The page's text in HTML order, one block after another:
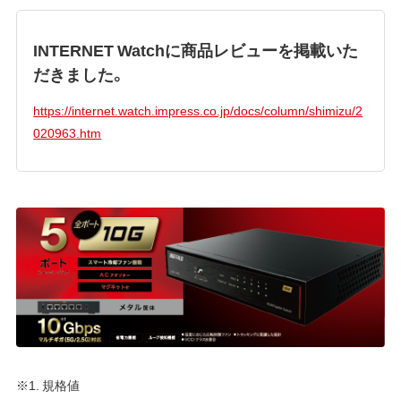
INTERNET Watchに商品レビューを掲載いた
だきました。
https://internet.watch.impress.co.jp/docs/column/shimizu/2
020963.htm
※1. 規格値